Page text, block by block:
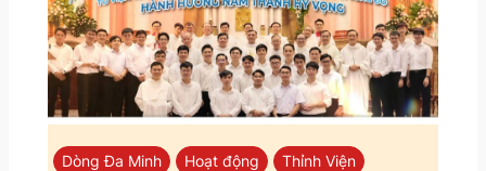
Dòng Đa Minh Hoạt động
Thỉnh Viện